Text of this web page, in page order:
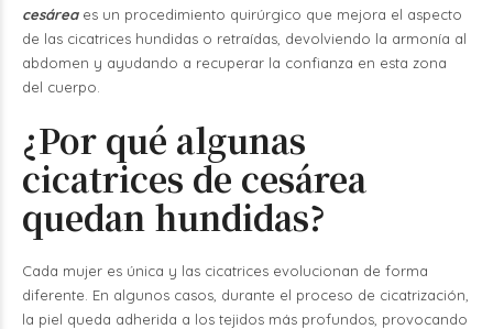
cesáreaes un procedimiento quirúrgico que mejora el aspecto
de las cicatrices hundidas o retraídas, devolviendo la armonía al
abdomen y ayudando a recuperar la confianza en esta zona
del cuerpo.
¿Por qué algunas
cicatrices de cesárea
quedan hundidas?
Cada mujer es única y las cicatrices evolucionan de forma
diferente. En algunos casos, durante el proceso de cicatrización,
la piel queda adherida a los tejidos más profundos, provocando